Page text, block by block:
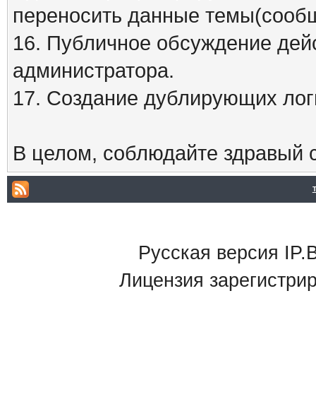
переносить данные
16. Публичное обсуждение
администратора.
17. Создание дублирующих
В целом, соблюдайте здравый
Русская версия
Лицензия